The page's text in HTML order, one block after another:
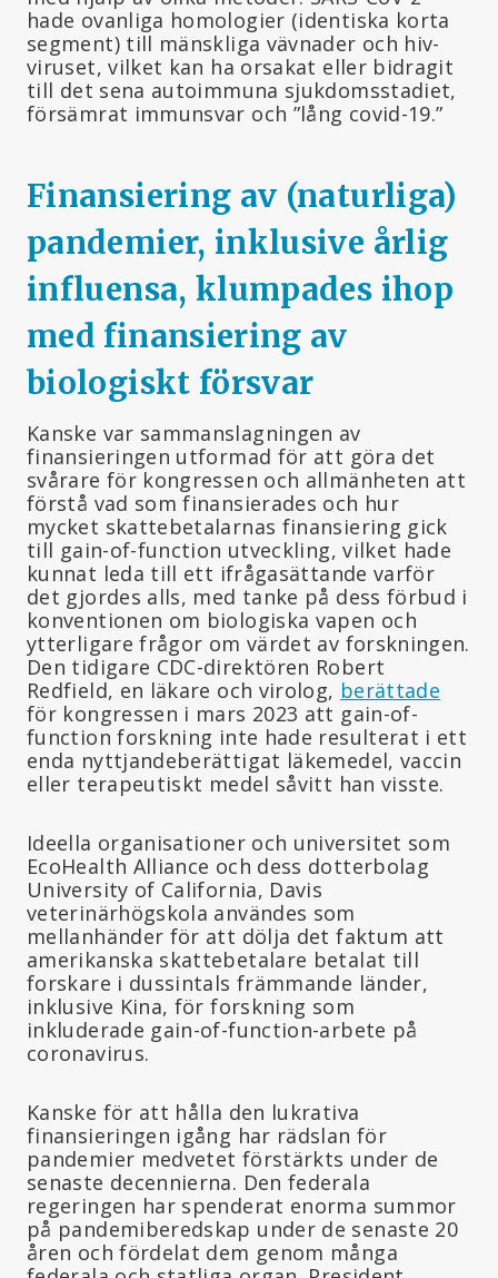
hade ovanliga homologier (identiska korta
segment) till mänskliga vävnader och hiv-
viruset, vilket kan ha orsakat eller bidragit
till det sena autoimmuna sjukdomsstadiet,
försämrat immunsvar och ”lång covid-19.”
Finansiering av (naturliga)
pandemier, inklusive årlig
influensa, klumpades ihop
med finansiering av
biologiskt försvar
Kanske var sammanslagningen av
finansieringen utformad för att göra det
svårare för kongressen och allmänheten att
förstå vad som finansierades och hur
mycket skattebetalarnas finansiering gick
till gain-of-function utveckling, vilket hade
kunnat leda till ett ifrågasättande varför
det gjordes alls, med tanke på dess förbud i
konventionen om biologiska vapen och
ytterligare frågor om värdet av forskningen.
Den tidigare CDC-direktören Robert
Redfield, en läkare och virolog, berättade
för kongressen i mars 2023 att gain-of-
function forskning inte hade resulterat i ett
enda nyttjandeberättigat läkemedel, vaccin
eller terapeutiskt medel såvitt han visste.
Ideella organisationer och universitet som
EcoHealth Alliance och dess dotterbolag
University of California, Davis
veterinärhögskola användes som
mellanhänder för att dölja det faktum att
amerikanska skattebetalare betalat till
forskare i dussintals främmande länder,
inklusive Kina, för forskning som
inkluderade gain-of-function-arbete på
coronavirus.
Kanske för att hålla den lukrativa
finansieringen igång har rädslan för
pandemier medvetet förstärkts under de
senaste decennierna. Den federala
regeringen har spenderat enorma summor
på pandemiberedskap under de senaste 20
åren och fördelat dem genom många